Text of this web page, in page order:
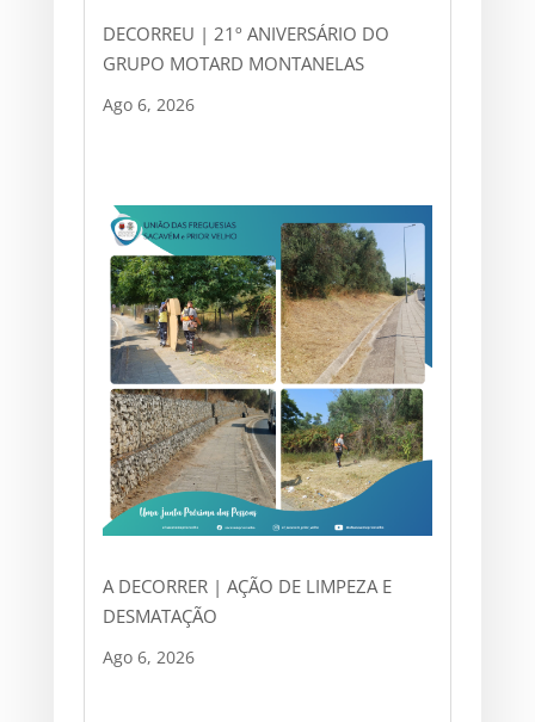
DECORREU | 21º ANIVERSÁRIO DO
GRUPO MOTARD MONTANELAS
Ago 6, 2026
A DECORRER | AÇÃO DE LIMPEZA E
DESMATAÇÃO
Ago 6, 2026